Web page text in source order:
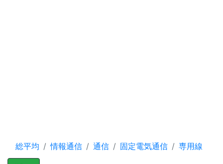
総平均 情報通信 通信 固定電気通信 専用線